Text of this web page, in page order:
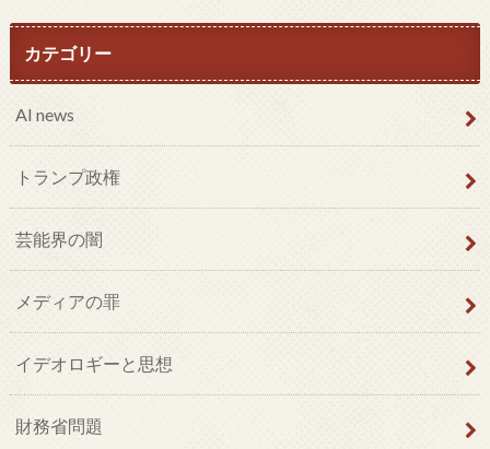
カテゴリー
AI news
トランプ政権
芸能界の闇
メディアの罪
イデオロギーと思想
財務省問題